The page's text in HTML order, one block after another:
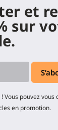
et
sur
pouvez
en promotion.